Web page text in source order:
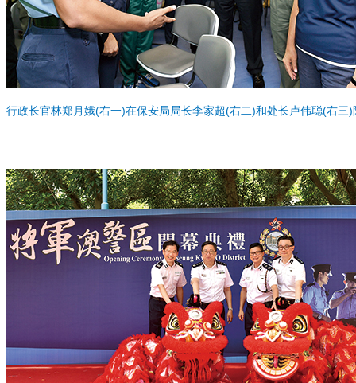
行政长官林郑月娥(右一)在保安局局长李家超(右二)和处长卢伟聪(右三